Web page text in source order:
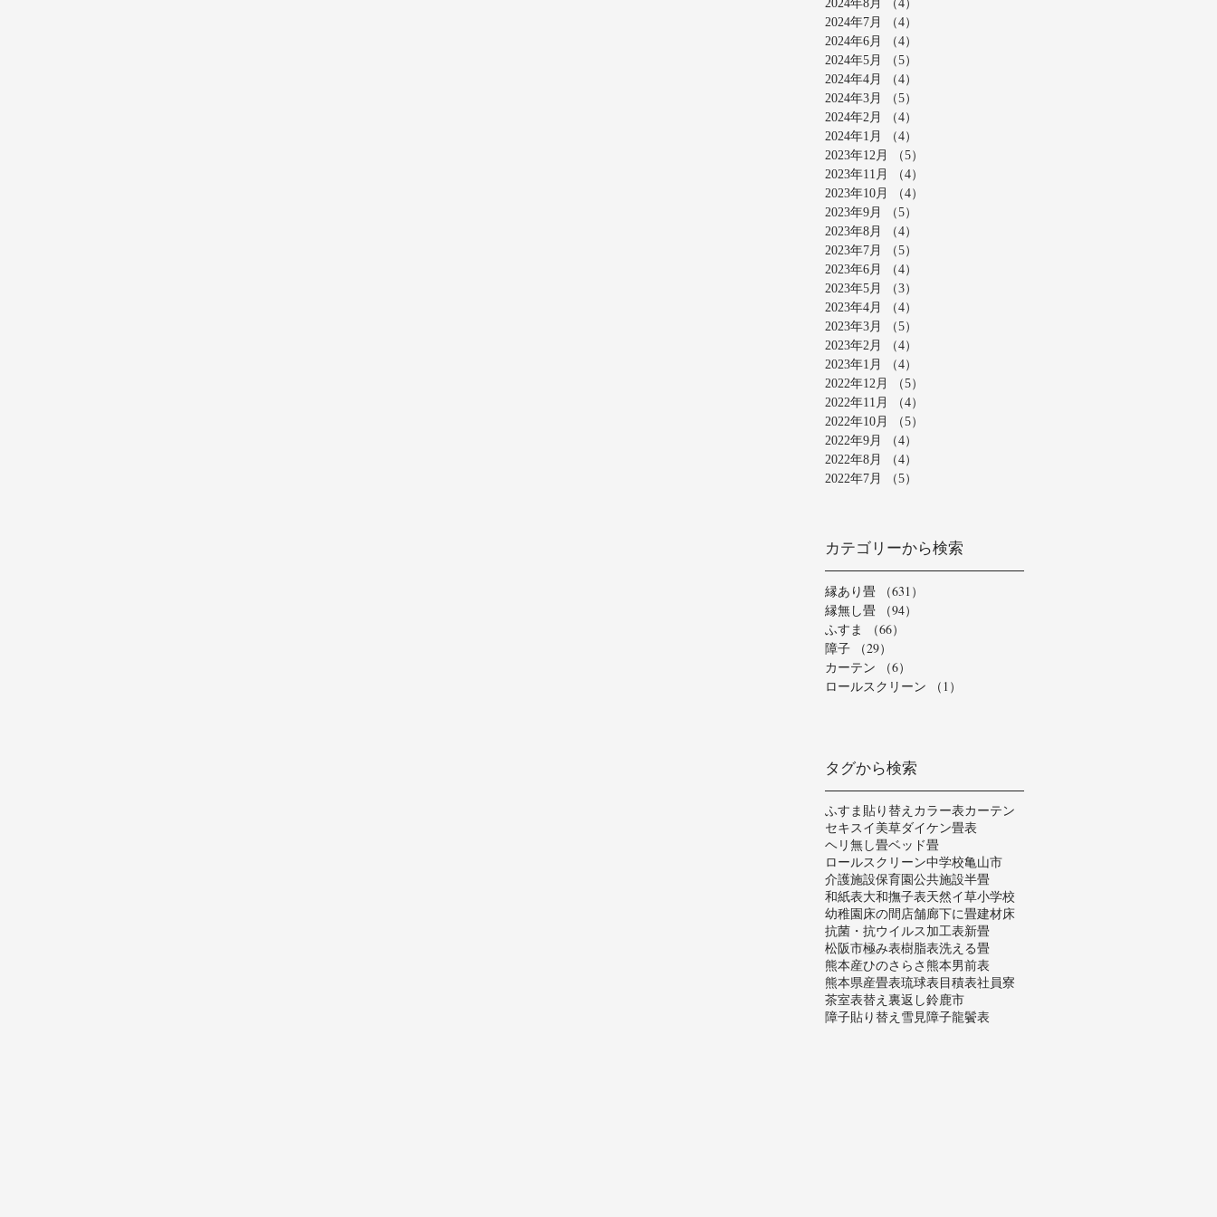
2024年8月 （4）
2024年7月
（4）
2024年6月
（4）
2024年5月
（5）
2024年4月
（4）
2024年3月
（5）
2024年2月
（4）
2024年1月
（4）
2023年12月
（5）
2023年11月
（4）
2023年10月
（4）
2023年9月
（5）
2023年8月
（4）
2023年7月
（5）
2023年6月
（4）
2023年5月
（3）
2023年4月
（4）
2023年3月
（5）
2023年2月
（4）
2023年1月
（4）
2022年12月
（5）
2022年11月
（4）
2022年10月
（5）
2022年9月
（4）
2022年8月
（4）
2022年7月
（5）
カテゴリーから検索
縁あり畳 （631）
縁無し畳
（94）
ふすま
（66）
障子
（29）
カーテン
（6）
ロールスクリーン
（1）
タグから検索
ふすま貼り替え カラー表カーテン
セキスイ美草ダイケン畳表
ヘリ無し畳ベッド畳
ロールスクリーン中学校亀山市
介護施設保育園公共施設半畳
和紙表大和撫子表天然イ草小学校
幼稚園床の間店舗廊下に畳建材床
抗菌・抗ウイルス加工表新畳
松阪市極み表樹脂表洗える畳
熊本産ひのさらさ熊本男前表
熊本県産畳表琉球表目積表社員寮
茶室表替え 裏返し鈴鹿市
障子貼り替え 雪見障子龍鬢表